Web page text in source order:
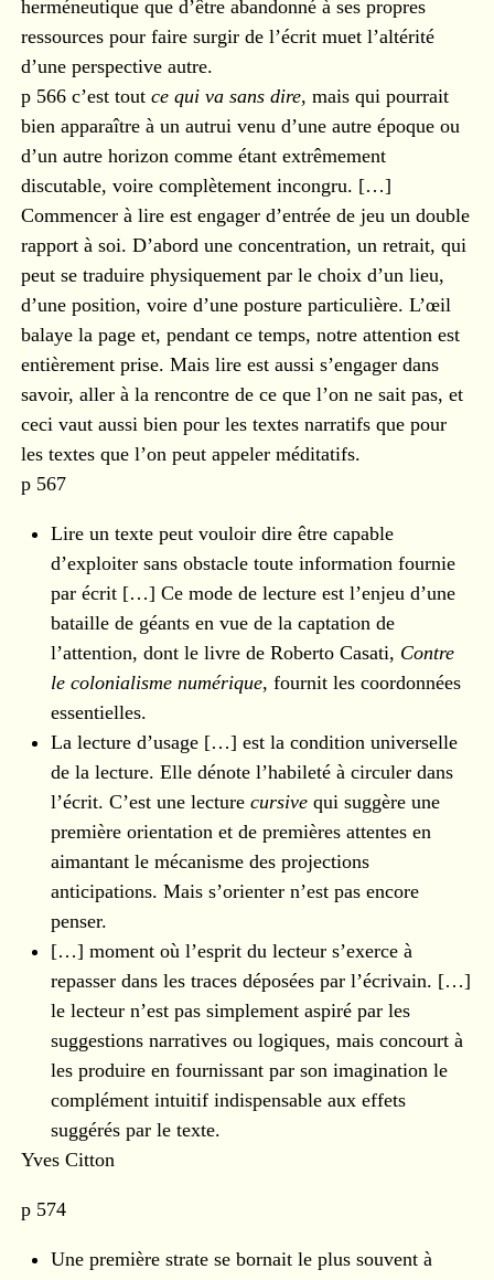
herméneutique que d’être abandonné à ses propres
ressources pour faire surgir de l’écrit muet l’altérité
d’une perspective autre.
p 566 c’est tout ce qui va sans dire, mais qui pourrait
bien apparaître à un autrui venu d’une autre époque ou
d’un autre horizon comme étant extrêmement
discutable, voire complètement incongru. […]
Commencer à lire est engager d’entrée de jeu un double
rapport à soi. D’abord une concentration, un retrait, qui
peut se traduire physiquement par le choix d’un lieu,
d’une position, voire d’une posture particulière. L’œil
balaye la page et, pendant ce temps, notre attention est
entièrement prise. Mais lire est aussi s’engager dans
savoir, aller à la rencontre de ce que l’on ne sait pas, et
ceci vaut aussi bien pour les textes narratifs que pour
les textes que l’on peut appeler méditatifs.
p 567
Lire un texte peut vouloir dire être capable
d’exploiter sans obstacle toute information fournie
par écrit […] Ce mode de lecture est l’enjeu d’une
bataille de géants en vue de la captation de
l’attention, dont le livre de Roberto Casati, Contre
le colonialisme numérique, fournit les coordonnées
essentielles.
La lecture d’usage […] est la condition universelle
de la lecture. Elle dénote l’habileté à circuler dans
l’écrit. C’est une lecturecursivequi suggère une
première orientation et de premières attentes en
aimantant le mécanisme des projections
anticipations. Mais s’orienter n’est pas encore
penser.
[…] moment où l’esprit du lecteur s’exerce à
repasser dans les traces déposées par l’écrivain. […]
le lecteur n’est pas simplement aspiré par les
suggestions narratives ou logiques, mais concourt à
les produire en fournissant par son imagination le
complément intuitif indispensable aux effets
suggérés par le texte.
Yves Citton
p 574
Une première strate se bornait le plus souvent à